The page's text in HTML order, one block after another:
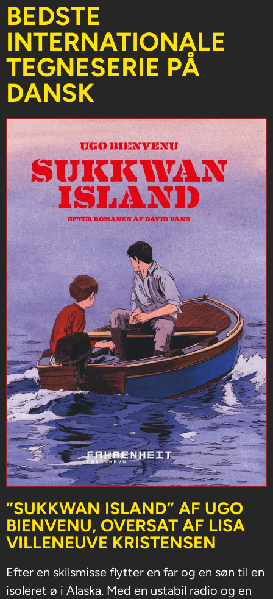
BEDSTE
INTERNATIONALE
TEGNESERIE PÅ
DANSK
”SUKKWAN ISLAND” AF UGO
BIENVENU, OVERSAT AF LISA
VILLENEUVE KRISTENSEN
Efter en skilsmisse flytter en far og en søn til en
isoleret ø i Alaska. Med en ustabil radio og en